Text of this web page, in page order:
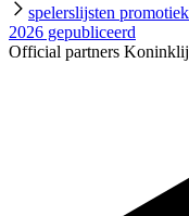
spelerslijsten
2026 gepubliceerd
Official partners